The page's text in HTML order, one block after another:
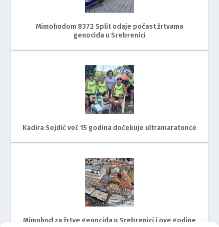
Mimohodom 8372 Split odaje počast žrtvama
genocida u Srebrenici
Kadira Sejdić već 15 godina dočekuje ultramaratonce
Mimohod za žrtve genocida u Srebrenici i ove godine